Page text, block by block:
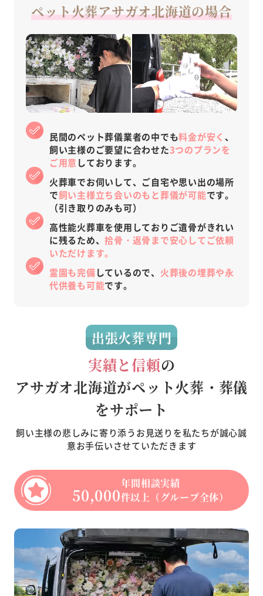
ペット火葬アサガオ北海道の場合
民間のペット葬儀業者の中でも料金が安く 、
飼い主様のご要望に合わせた3つのプランを
ご用意 しております。
火葬車でお伺いして、ご自宅や思い出の場所
で飼い主様立ち会いのもと葬儀が可能です。
（引き取りのみも可）
高性能火葬車を使用しておりご遺骨がきれい
に残るため、拾骨・返骨まで安心してご依頼
いただけます。
霊園も完備しているので、 火葬後の埋葬や永
代供養も可能です。
出張火葬専門
実績と信頼の
アサガオ北海道がペット火葬・葬儀
をサポート
飼い主様の悲しみに寄り添うお見送りを私たちが誠心誠
意お手伝いさせていただきます
年間相談実績
50,000件以上（グループ全体）